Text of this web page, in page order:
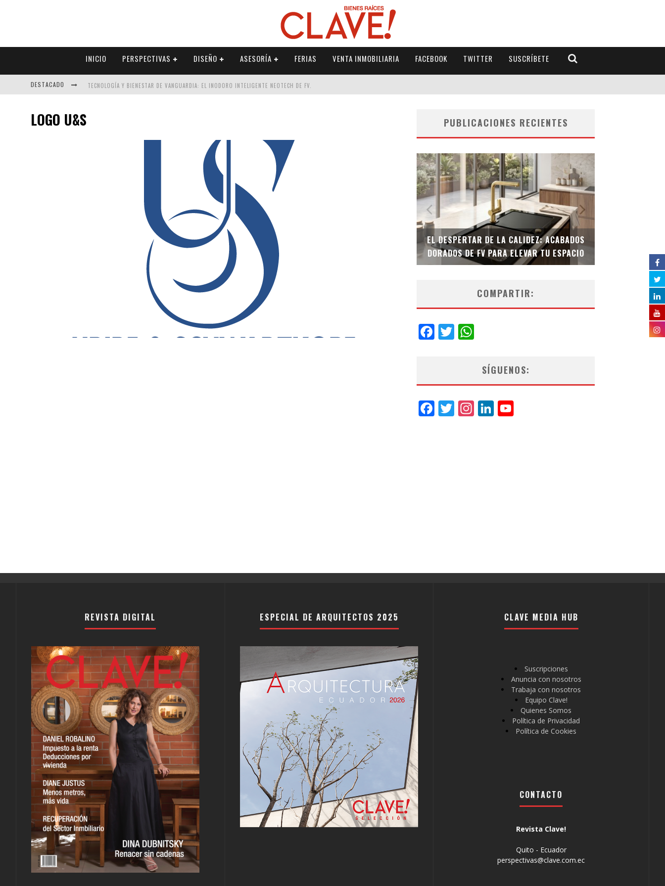
INICIO PERSPECTIVAS DISEÑO ASESORÍA FERIAS VENTA INMOBILIARIA FACEBOOK TWITTER SUSCRÍBETE
DESTACADO TECNOLOGÍA Y BIENESTAR DE VANGUARDIA: EL INODORO INTELIGENTE NEOTECH DE FV.
EL DESPERTAR DE LA CALIDEZ: ACABADOS DORADOS DE FV PARA ELEVAR TU ESPACIO
LOGO U&S PUBLICACIONES RECIENTES
SAINT-GOBAIN IMPTEK – XI CONVENCIÓN
EL DESPERTAR DE LA CALIDEZ: ACABADOS
DORADOS DE FV PARA ELEVAR TU ESPACIO
EL INODORO
COMPARTIR:
Facebook
Twitter
SÍGUENOS:
Facebook
Twitter
Instagram
LinkedIn
REVISTA DIGITAL ESPECIAL DE ARQUITECTOS 2025 CLAVE MEDIA HUB
Suscripciones
Anuncia con nosotros
Trabaja con nosotros
Equipo Clave!
Quienes Somos
Política de Privacidad
Política de Cookies
CONTACTO
Revista Clave!
Quito - Ecuador
perspectivas@clave.com.ec